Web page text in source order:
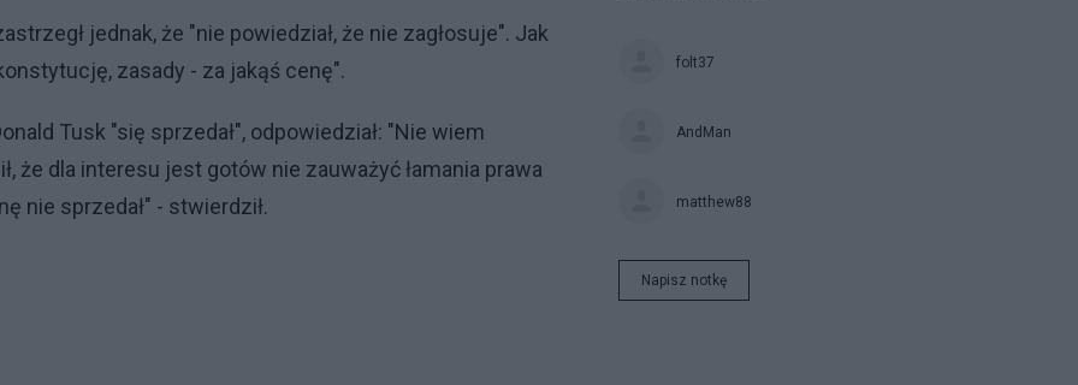
jednak, że "nie powiedział, że nie zagłosuje". Jak
zasady - za jakąś cenę".
Tusk "się sprzedał", odpowiedział: "Nie wiem
że dla interesu jest gotów nie zauważyć łamania prawa
nie sprzedał" - stwierdził.
folt37
AndMan
matthew88
Napisz notkę